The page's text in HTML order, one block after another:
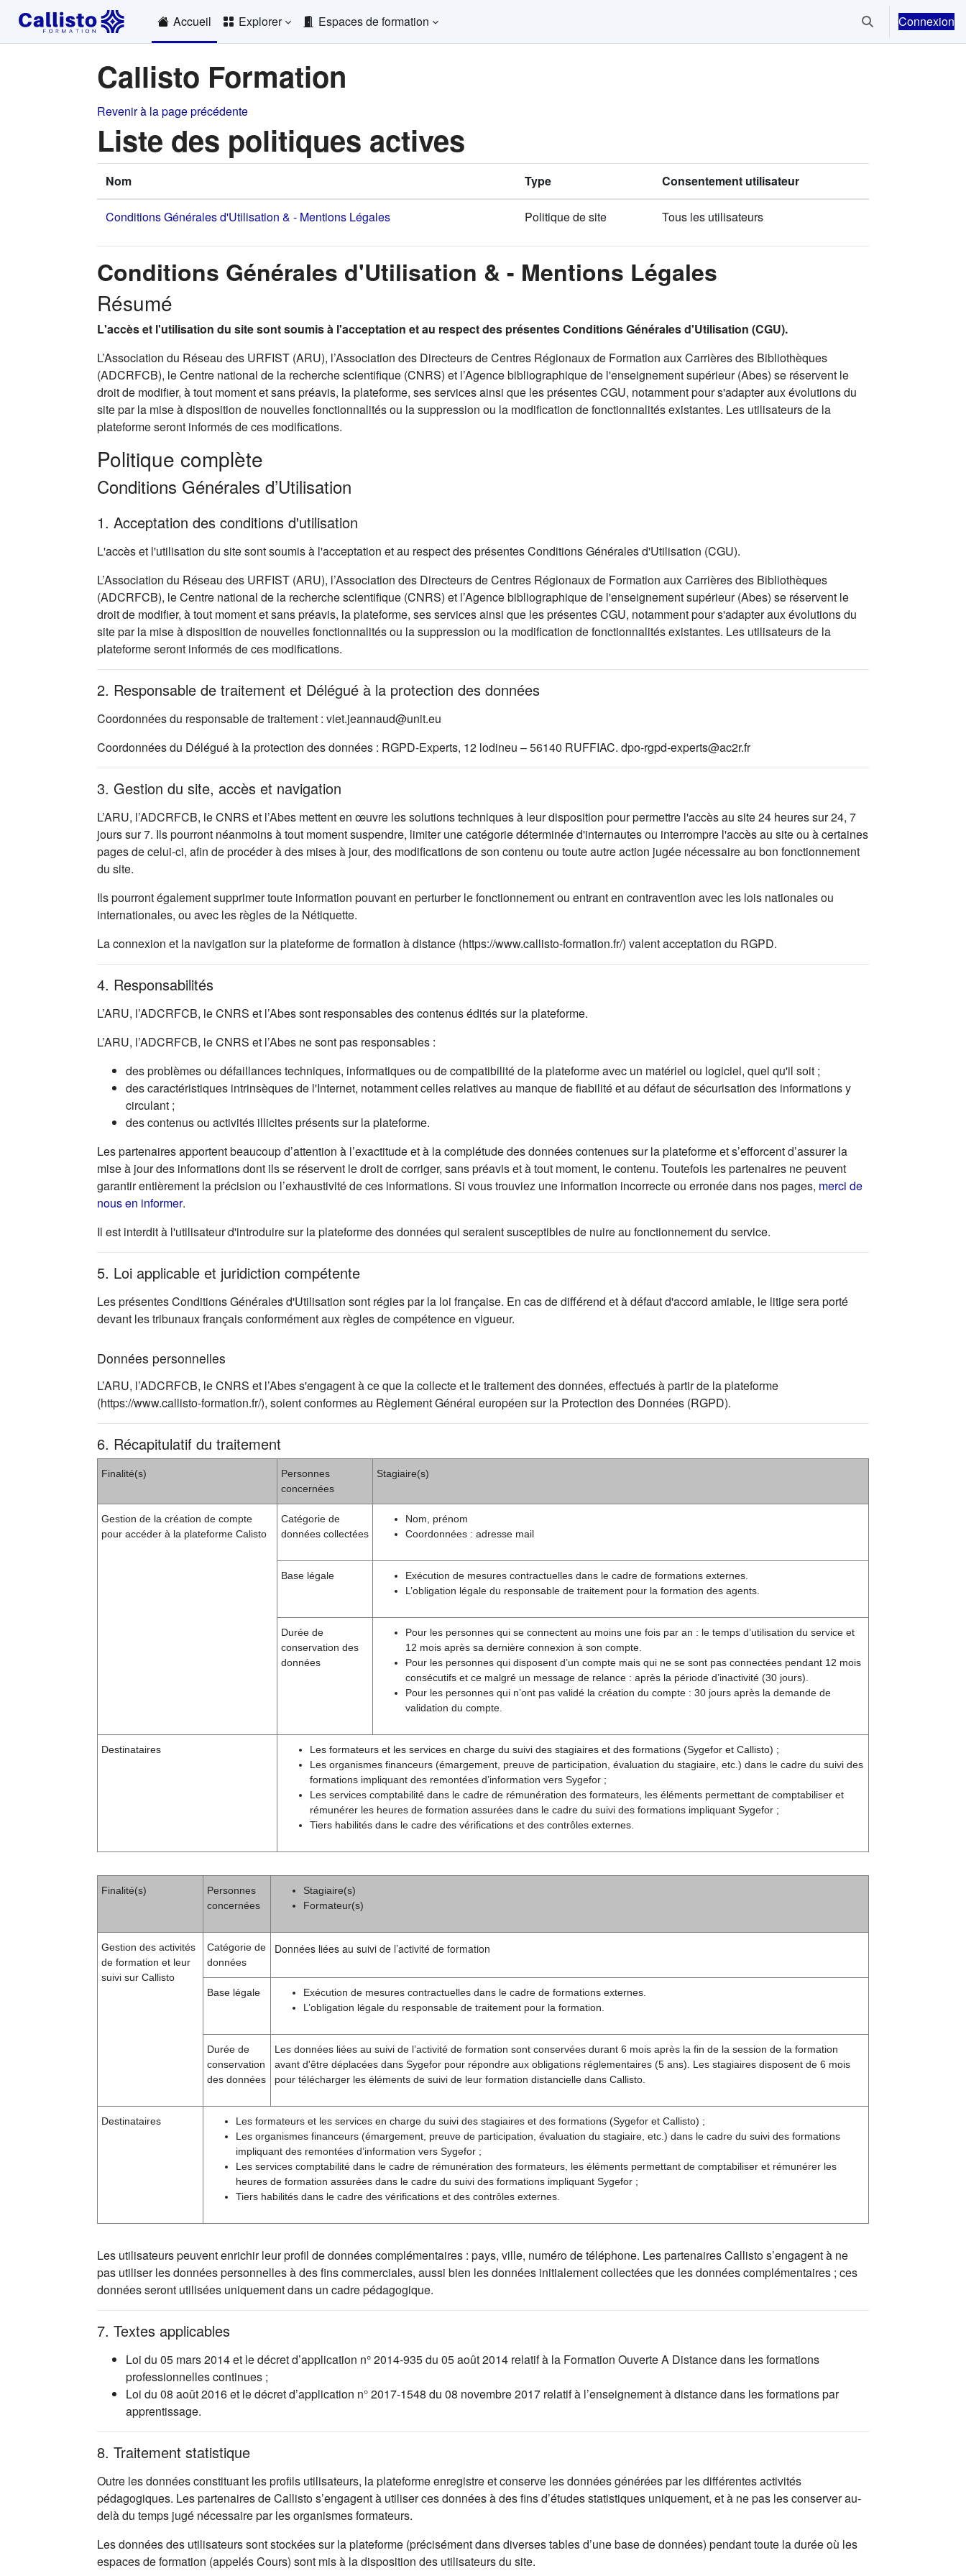
Passer au contenu principal
Accueil
Explorer Espaces de formation Activer/désactiver
Connexion
Callisto Formation
Revenir à la page précédente
Liste des politiques actives
Nom Type Consentement utilisateur
Conditions Générales d'Utilisation & - Mentions Légales Politique de site Tous les utilisateurs
Conditions Générales d'Utilisation & - Mentions Légales
Résumé
L'accès et l'utilisation du site sont soumis à l'acceptation et au respect des présentes Conditions Générales d'Utilisation (CGU).
L’Association du Réseau des URFIST (ARU), l’Association des Directeurs de Centres Régionaux de Formation aux Carrières des Bibliothèques
(ADCRFCB), le Centre national de la recherche scientifique (CNRS) et l’Agence bibliographique de l'enseignement supérieur (Abes) se réservent le
droit de modifier, à tout moment et sans préavis, la plateforme, ses services ainsi que les présentes CGU, notamment pour s'adapter aux évolutions du
site par la mise à disposition de nouvelles fonctionnalités ou la suppression ou la modification de fonctionnalités existantes. Les utilisateurs de la
plateforme seront informés de ces modifications.
Politique complète
Conditions Générales d’Utilisation
1. Acceptation des conditions d'utilisation
L'accès et l'utilisation du site sont soumis à l'acceptation et au respect des présentes Conditions Générales d'Utilisation (CGU).
L’Association du Réseau des URFIST (ARU), l’Association des Directeurs de Centres Régionaux de Formation aux Carrières des Bibliothèques
(ADCRFCB), le Centre national de la recherche scientifique (CNRS) et l’Agence bibliographique de l'enseignement supérieur (Abes) se réservent le
droit de modifier, à tout moment et sans préavis, la plateforme, ses services ainsi que les présentes CGU, notamment pour s'adapter aux évolutions du
site par la mise à disposition de nouvelles fonctionnalités ou la suppression ou la modification de fonctionnalités existantes. Les utilisateurs de la
plateforme seront informés de ces modifications.
2. Responsable de traitement et Délégué à la protection des données
Coordonnées du responsable de traitement : viet.jeannaud@unit.eu
Coordonnées du Délégué à la protection des données : RGPD-Experts, 12 lodineu – 56140 RUFFIAC. dpo-rgpd-experts@ac2r.fr
3. Gestion du site, accès et navigation
L’ARU, l’ADCRFCB, le CNRS et l’Abes mettent en œuvre les solutions techniques à leur disposition pour permettre l'accès au site 24 heures sur 24, 7
jours sur 7. Ils pourront néanmoins à tout moment suspendre, limiter une catégorie déterminée d'internautes ou interrompre l'accès au site ou à certaines
pages de celui-ci, afin de procéder à des mises à jour, des modifications de son contenu ou toute autre action jugée nécessaire au bon fonctionnement
du site.
Ils pourront également supprimer toute information pouvant en perturber le fonctionnement ou entrant en contravention avec les lois nationales ou
internationales, ou avec les règles de la Nétiquette.
La connexion et la navigation sur la plateforme de formation à distance (https://www.callisto-formation.fr/) valent acceptation du RGPD.
4. Responsabilités
L’ARU, l’ADCRFCB, le CNRS et l’Abes sont responsables des contenus édités sur la plateforme.
L’ARU, l’ADCRFCB, le CNRS et l’Abes ne sont pas responsables :
des problèmes ou défaillances techniques, informatiques ou de compatibilité de la plateforme avec un matériel ou logiciel, quel qu'il soit ;
des caractéristiques intrinsèques de l'Internet, notamment celles relatives au manque de fiabilité et au défaut de sécurisation des informations y
circulant ;
des contenus ou activités illicites présents sur la plateforme.
Les partenaires apportent beaucoup d’attention à l’exactitude et à la complétude des données contenues sur la plateforme et s’efforcent d’assurer la
mise à jour des informations dont ils se réservent le droit de corriger, sans préavis et à tout moment, le contenu. Toutefois les partenaires ne peuvent
garantir entièrement la précision ou l’exhaustivité de ces informations. Si vous trouviez une information incorrecte ou erronée dans nos pages, merci de
nous en informer(s'ouvre dans un nouvel onglet)
.
Il est interdit à l'utilisateur d'introduire sur la plateforme des données qui seraient susceptibles de nuire au fonctionnement du service.
5. Loi applicable et juridiction compétente
Les présentes Conditions Générales d'Utilisation sont régies par la loi française. En cas de différend et à défaut d'accord amiable, le litige sera porté
devant les tribunaux français conformément aux règles de compétence en vigueur.
Données personnelles
L’ARU, l’ADCRFCB, le CNRS et l’Abes s'engagent à ce que la collecte et le traitement des données, effectués à partir de la plateforme
(https://www.callisto-formation.fr/), soient conformes au Règlement Général européen sur la Protection des Données (RGPD).
6. Récapitulatif du traitement
Finalité(s)
Personnes
concernées
Stagiaire(s)
Gestion de la création de compte
pour accéder à la plateforme Calisto
Catégorie de
données collectées
Nom, prénom
Coordonnées : adresse mail
Base légale
Exécution de mesures contractuelles dans le cadre de formations externes.
L’obligation légale du responsable de traitement pour la formation des agents.
Durée de
conservation des
données
Pour les personnes qui se connectent au moins une fois par an : le temps d’utilisation du service et
12 mois après sa dernière connexion à son compte.
Pour les personnes qui disposent d’un compte mais qui ne se sont pas connectées pendant 12 mois
consécutifs et ce malgré un message de relance : après la période d’inactivité (30 jours).
Pour les personnes qui n’ont pas validé la création du compte : 30 jours après la demande de
validation du compte.
Destinataires
Les formateurs et les services en charge du suivi des stagiaires et des formations (Sygefor et Callisto) ;
Les organismes financeurs (émargement, preuve de participation, évaluation du stagiaire, etc.) dans le cadre du suivi des
formations impliquant des remontées d’information vers Sygefor ;
Les services comptabilité dans le cadre de rémunération des formateurs, les éléments permettant de comptabiliser et
rémunérer les heures de formation assurées dans le cadre du suivi des formations impliquant Sygefor ;
Tiers habilités dans le cadre des vérifications et des contrôles externes.
Finalité(s)
Personnes
concernées
Stagiaire(s)
Formateur(s)
Gestion des activités
de formation et leur
suivi sur Callisto
Catégorie de
données
Données liées au suivi de l’activité de formation
Base légale
Exécution de mesures contractuelles dans le cadre de formations externes.
L’obligation légale du responsable de traitement pour la formation.
Durée de
conservation
des données
Les données liées au suivi de l’activité de formation sont conservées durant 6 mois après la fin de la session de la formation
avant d'être déplacées dans Sygefor pour répondre aux obligations réglementaires (5 ans). Les stagiaires disposent de 6 mois
pour télécharger les éléments de suivi de leur formation distancielle dans Callisto.
Destinataires
Les formateurs et les services en charge du suivi des stagiaires et des formations (Sygefor et Callisto) ;
Les organismes financeurs (émargement, preuve de participation, évaluation du stagiaire, etc.) dans le cadre du suivi des formations
impliquant des remontées d’information vers Sygefor ;
Les services comptabilité dans le cadre de rémunération des formateurs, les éléments permettant de comptabiliser et rémunérer les
heures de formation assurées dans le cadre du suivi des formations impliquant Sygefor ;
Tiers habilités dans le cadre des vérifications et des contrôles externes.
Les utilisateurs peuvent enrichir leur profil de données complémentaires : pays, ville, numéro de téléphone. Les partenaires Callisto s’engagent à ne
pas utiliser les données personnelles à des fins commerciales, aussi bien les données initialement collectées que les données complémentaires ; ces
données seront utilisées uniquement dans un cadre pédagogique.
7. Textes applicables
Loi du 05 mars 2014 et le décret d’application n° 2014-935 du 05 août 2014 relatif à la Formation Ouverte A Distance dans les formations
professionnelles continues ;
Loi du 08 août 2016 et le décret d’application n° 2017-1548 du 08 novembre 2017 relatif à l’enseignement à distance dans les formations par
apprentissage.
8. Traitement statistique
Outre les données constituant les profils utilisateurs, la plateforme enregistre et conserve les données générées par les différentes activités
pédagogiques. Les partenaires de Callisto s’engagent à utiliser ces données à des fins d’études statistiques uniquement, et à ne pas les conserver au-
delà du temps jugé nécessaire par les organismes formateurs.
Les données des utilisateurs sont stockées sur la plateforme (précisément dans diverses tables d’une base de données) pendant toute la durée où les
espaces de formation (appelés Cours) sont mis à la disposition des utilisateurs du site.